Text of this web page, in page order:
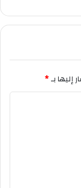
إليها بـ*